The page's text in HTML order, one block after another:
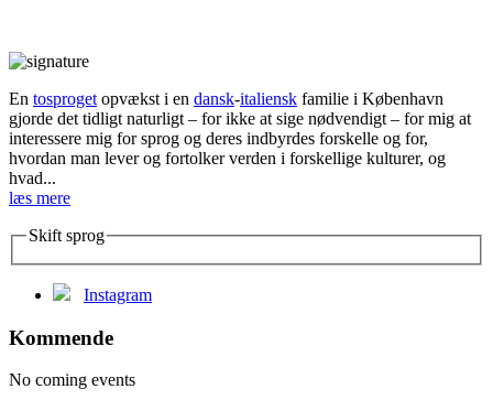
En tosproget opvækst i en dansk-italiensk familie i København
gjorde det tidligt naturligt – for ikke at sige nødvendigt – for mig at
interessere mig for sprog og deres indbyrdes forskelle og for,
hvordan man lever og fortolker verden i forskellige kulturer, og
hvad...
læs mere
Skift sprog
Instagram
Kommende
No coming events